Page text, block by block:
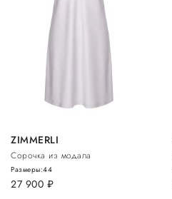
ZIMMERLI
Сорочка из модала
27 900 руб.
Размеры:44